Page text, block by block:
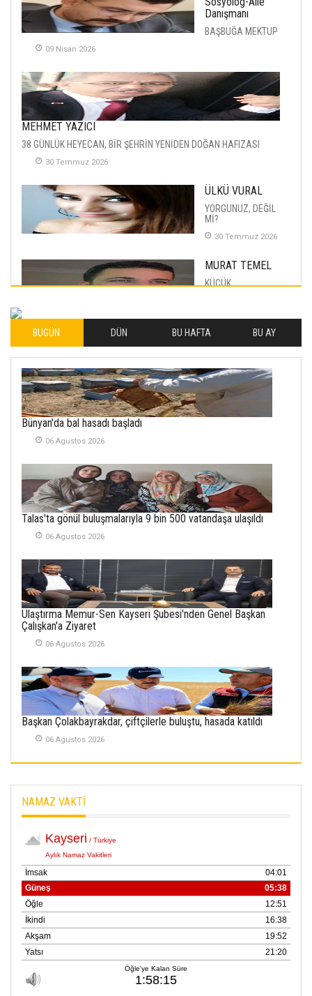
Danışmanı
BAŞBUĞA MEKTUP
09 Nisan 2026
MEHMET YAZICI
38 GÜNLÜK HEYECAN, BİR ŞEHRİN YENİDEN DOĞAN HAFIZASI
30 Temmuz 2026
ÜLKÜ VURAL
YORGUNUZ, DEĞİL
Mİ?
30 Temmuz 2026
MURAT TEMEL
KÜÇÜK
İLHAN YILMAZ
SOFRADA AYRIMCILIK
VAR
26 Subat 2026
METİN ERTEM
21 Haziran 2026
SEMRA ŞAHİN
KENDİNE UYANMAK
Merve Şimşek
İlgi Alanlarımız ve Biz
02 Ekim 2025
Rizespor’la Nihayet 3
puana Ulaştı
01 Mayis 2026
BUGÜN DÜN BU HAFTA BU AY
Bünyan'da bal hasadı başladı
06 Agustos 2026
Talas'ta gönül buluşmalarıyla 9 bin 500 vatandaşa ulaşıldı
06 Agustos 2026
Ulaştırma Memur-Sen Kayseri Şubesi'nden Genel Başkan
Çalışkan'a Ziyaret
06 Agustos 2026
Başkan Çolakbayrakdar, çiftçilerle buluştu, hasada katıldı
06 Agustos 2026
NAMAZ VAKTİ